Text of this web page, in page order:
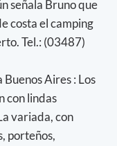
señala Bruno que
costa el camping
Tel.: (03487)
Aires : Los
con lindas
variada, con
porteños,